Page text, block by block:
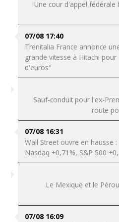
Une cour d'appel
07/08 17:40
Trenitalia France annonce
grande vitesse à Hitachi
d'euros"
Sauf-conduit pour l'ex-
route
07/08 16:31
Wall Street ouvre en hausse
Nasdaq +0,71%, S&P 500
Le Mexique et le
07/08 16:09